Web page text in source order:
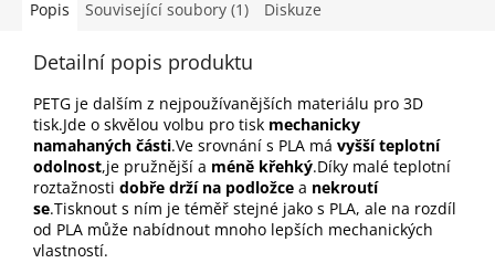
Popis Související soubory (1) Diskuze
Detailní popis produktu
PETG je dalším z nejpoužívanějších materiálu pro 3D
tisk.Jde o skvělou volbu pro tisk mechanicky
namahaných části.Ve srovnání s PLA má vyšší teplotní
odolnost,je pružnější a méně křehký.Díky malé teplotní
roztažnosti dobře drží na podložce a nekroutí
se.Tisknout s ním je téměř stejné jako s PLA, ale na rozdíl
od PLA může nabídnout mnoho lepších mechanických
vlastností.